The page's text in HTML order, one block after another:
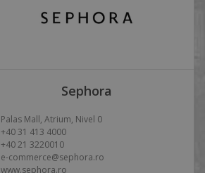
Sephora
Palas Mall, Atrium, Nivel 0
+40 31 413 4000
+40 21 3220010
e-commerce@sephora.ro
www.sephora.ro